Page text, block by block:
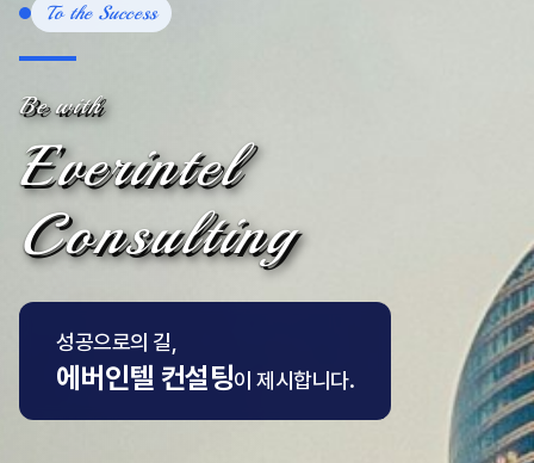
To the Success
Be with
Everintel
Consulting
성공으로의 길,
에버인텔 컨설팅이 제시합니다.